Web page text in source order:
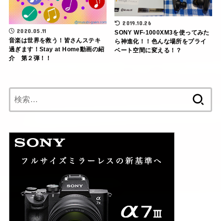
2020.05.11
音楽は世界を救う！皆さんステキ
過ぎます！Stay at Home動画の紹
介 第２弾！！
2019.10.26
SONY WF-1000XM3を使ってみた
ら神進化！！色んな場所をプライ
ベート空間に変える！？
索: